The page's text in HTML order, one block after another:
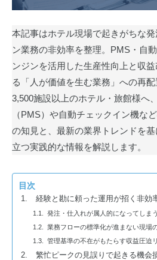
本記事はホテル現場で起きがちな
ン業務の非効率を整理。PMS・自
ンジンを活用した生産性向上と収
る「人が価値を生む業務」への再
3,500施設以上のホテル・旅館様へ
（PMS）や自動チェックイン機な
の知見と、最新の業界トレンドを
立つ実践的な情報を解説します。
目次
経験と勘に頼った運用が招く非効
発注・仕入れが属人的になってしま
業務フローの標準化が進まない現場
管理基準の不在がもたらす収益圧迫
繁忙ピークの見誤りで起きる機会